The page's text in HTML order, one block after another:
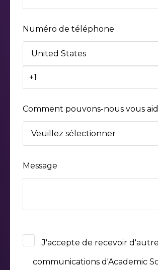
Numéro de téléphone
Comment pouvons-nous vous
Message
J'accepte de recevoir
communications d'Academic